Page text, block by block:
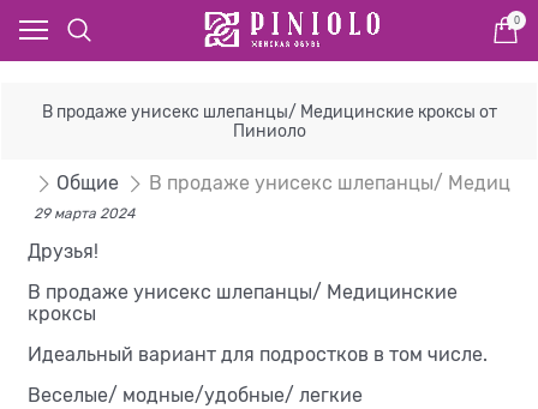
0
В продаже унисекс шлепанцы/ Медицинские кроксы от
Пиниоло
Общие В продаже унисекс шлепанцы/
29 марта 2024
Друзья!
В продаже унисекс шлепанцы/ Медицинские
кроксы
Идеальный вариант для подростков в том числе.
Веселые/ модные/удобные/ легкие